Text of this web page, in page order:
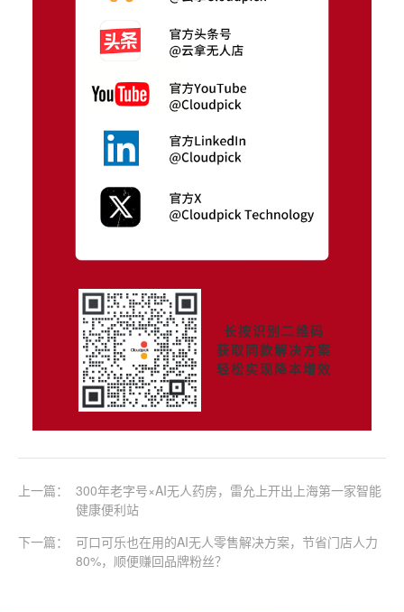
长按识别二维码
获取同款解决方案
轻松实现降本增效
上一篇：
300年老字号×AI无人药房，雷允上开出上海第一家智能
健康便利站
下一篇：
可口可乐也在用的AI无人零售解决方案，节省门店人力
80%，顺便赚回品牌粉丝？